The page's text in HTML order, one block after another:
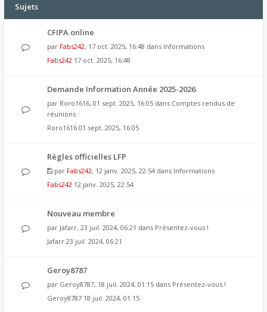
Sujets
CFIPA online
par Fabs242, 17 oct. 2025, 16:48 dans Informations
Fabs242 17 oct. 2025, 16:48
Demande Information Année 2025-2026
par Roro1616, 01 sept. 2025, 16:05 dans Comptes rendus de
réunions
Roro1616 01 sept. 2025, 16:05
Règles officielles LFP
par Fabs242, 12 janv. 2025, 22:54 dans Informations
Fabs242 12 janv. 2025, 22:54
Nouveau membre
par Jafarr, 23 juil. 2024, 06:21 dans Présentez-vous !
Jafarr 23 juil. 2024, 06:21
Geroy8787
par Geroy8787, 18 juil. 2024, 01:15 dans Présentez-vous !
Geroy8787 18 juil. 2024, 01:15